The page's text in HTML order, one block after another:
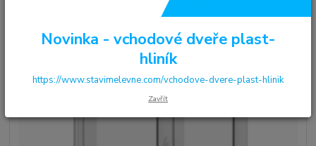
Novinka - vchodové dveře plast-
hliník
https://www.stavimelevne.com/vchodove-dvere-plast-hlinik
Zavřít